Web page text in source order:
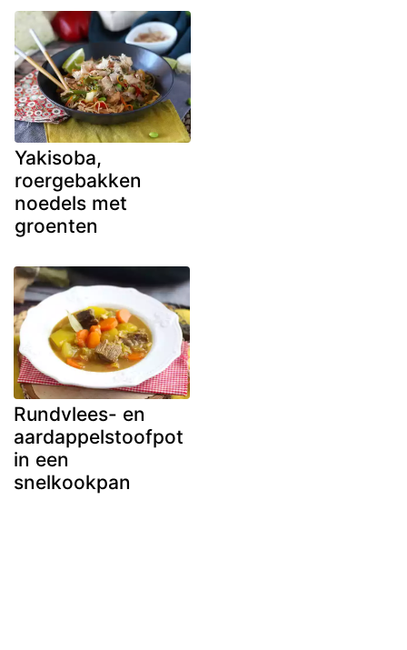
Yakisoba,
roergebakken
noedels met
groenten
Rundvlees- en
aardappelstoofpot
in een
snelkookpan